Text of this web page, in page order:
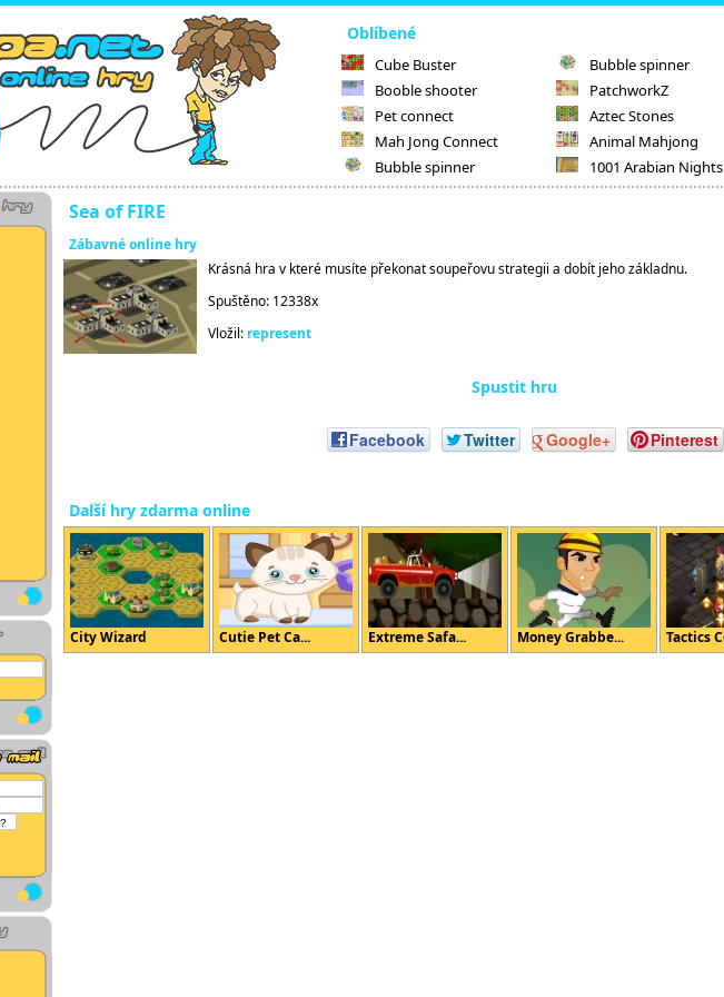
Oblíbené
Cube Buster
Booble shooter
Pet connect
Mah Jong Connect
Bubble spinner
Bubble spinner
PatchworkZ
Aztec Stones
Animal Mahjong
1001 Arabian Nights
Sea of FIRE
Zábavné online hry
Krásná hra v které musíte překonat soupeřovu strategii a dobít jeho základnu.
Spuštěno: 12338x
Vložil: represent
Spustit hru
Facebook Twitter Google+ Pinterest
Další hry zdarma online
City Wizard Cutie Pet Ca... Extreme Safa... Money Grabbe... Tactics